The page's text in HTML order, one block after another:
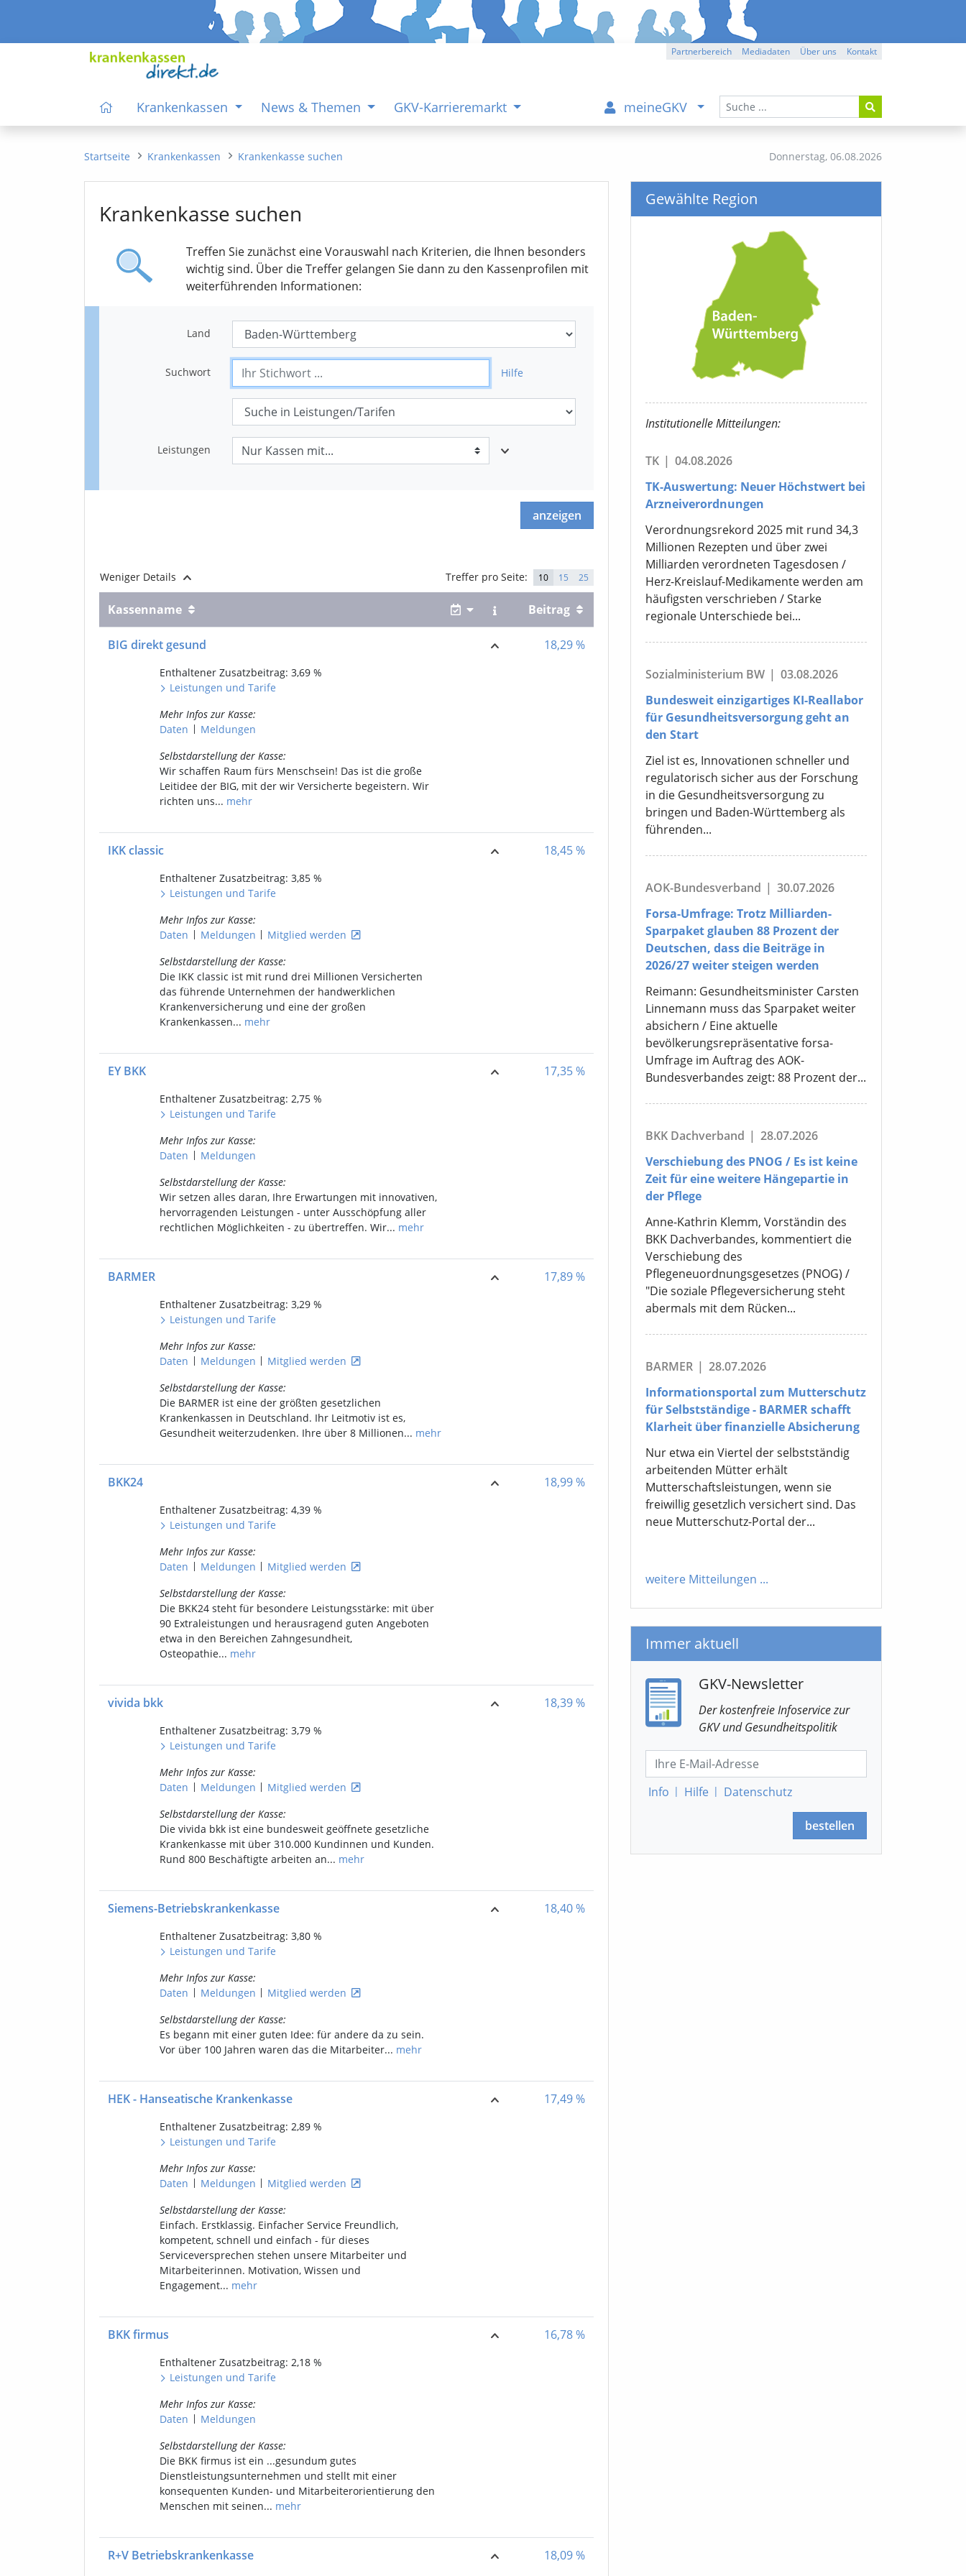
Partnerbereich Mediadaten Über uns Kontakt
Krankenkassen News & Themen GKV-Karrieremarkt meineGKV
Donnerstag, 06.08.2026
Startseite Krankenkassen Krankenkasse suchen
Krankenkasse suchen
Treffen Sie zunächst eine Vorauswahl nach Kriterien, die Ihnen besonders
wichtig sind. Über die Treffer gelangen Sie dann zu den Kassenprofilen mit
weiterführenden Informationen:
Land
Suchwort Hilfe
Leistungen
anzeigen
Weniger Details Trefferpro Seite: 10 15 25
Kassenname Beitrag
BIG direkt gesund
Enthaltener Zusatzbeitrag: 3,69 %
Leistungen und Tarife
Mehr Infos zur Kasse:
Daten | Meldungen
Selbstdarstellungder Kasse:
Wir schaffen Raum fürs Menschsein! Das ist die große
Leitidee der BIG, mit der wir Versicherte begeistern. Wir
richten uns... mehr
18,29%
IKK classic
Enthaltener Zusatzbeitrag: 3,85 %
Leistungen und Tarife
Mehr Infos zur Kasse:
Daten | Meldungen | Mitglied werden
Selbstdarstellungder Kasse:
Die IKK classic ist mit rund drei Millionen Versicherten
das führende Unternehmen der handwerklichen
Krankenversicherung und eine der großen
Krankenkassen... mehr
18,45%
EY BKK
Enthaltener Zusatzbeitrag: 2,75 %
Leistungen und Tarife
Mehr Infos zur Kasse:
Daten | Meldungen
Selbstdarstellungder Kasse:
Wir setzen alles daran, Ihre Erwartungen mit innovativen,
hervorragenden Leistungen - unter Ausschöpfung aller
rechtlichen Möglichkeiten - zu übertreffen. Wir... mehr
17,35%
BARMER
Enthaltener Zusatzbeitrag: 3,29 %
Leistungen und Tarife
Mehr Infos zur Kasse:
Daten | Meldungen | Mitglied werden
Selbstdarstellungder Kasse:
Die BARMER ist eine der größten gesetzlichen
Krankenkassen in Deutschland. Ihr Leitmotiv ist es,
Gesundheit weiterzudenken. Ihre über 8 Millionen... mehr
17,89%
BKK24
Enthaltener Zusatzbeitrag: 4,39 %
Leistungen und Tarife
Mehr Infos zur Kasse:
Daten | Meldungen | Mitglied werden
Selbstdarstellungder Kasse:
Die BKK24 steht für besondere Leistungsstärke: mit über
90 Extraleistungen und herausragend guten Angeboten
etwa in den Bereichen Zahngesundheit,
Osteopathie... mehr
18,99%
vivida bkk
Enthaltener Zusatzbeitrag: 3,79 %
Leistungen und Tarife
Mehr Infos zur Kasse:
Daten | Meldungen | Mitglied werden
Selbstdarstellungder Kasse:
Die vivida bkk ist eine bundesweit geöffnete gesetzliche
Krankenkasse mit über 310.000 Kundinnen und Kunden.
Rund 800 Beschäftigte arbeiten an... mehr
18,39%
Siemens-Betriebskrankenkasse
Enthaltener Zusatzbeitrag: 3,80 %
Leistungen und Tarife
Mehr Infos zur Kasse:
Daten | Meldungen | Mitglied werden
Selbstdarstellungder Kasse:
Es begann mit einer guten Idee: für andere da zu sein.
Vor über 100 Jahren waren das die Mitarbeiter... mehr
18,40%
HEK - Hanseatische Krankenkasse
Enthaltener Zusatzbeitrag: 2,89 %
Leistungen und Tarife
Mehr Infos zur Kasse:
Daten | Meldungen | Mitglied werden
Selbstdarstellungder Kasse:
Einfach. Erstklassig. Einfacher Service Freundlich,
kompetent, schnell und einfach - für dieses
Serviceversprechen stehen unsere Mitarbeiter und
Mitarbeiterinnen. Motivation, Wissen und
Engagement... mehr
17,49%
BKK firmus
Enthaltener Zusatzbeitrag: 2,18 %
Leistungen und Tarife
Mehr Infos zur Kasse:
Daten | Meldungen
Selbstdarstellungder Kasse:
Die BKK firmus ist ein ...gesundum gutes
Dienstleistungsunternehmen und stellt mit einer
konsequenten Kunden- und Mitarbeiterorientierung den
Menschen mit seinen... mehr
16,78%
R+V Betriebskrankenkasse 18,09%
Gewählte Region
Institutionelle Mitteilungen:
TK | 04.08.2026
TK-Auswertung: Neuer Höchstwert bei
Arzneiverordnungen
Verordnungsrekord 2025 mit rund 34,3
Millionen Rezepten und über zwei
Milliarden verordneten Tagesdosen /
Herz-Kreislauf-Medikamente werden am
häufigsten verschrieben / Starke
regionale Unterschiede bei...
Sozialministerium BW | 03.08.2026
Bundesweit einzigartiges KI-Reallabor
für Gesundheitsversorgung geht an
den Start
Ziel ist es, Innovationen schneller und
regulatorisch sicher aus der Forschung
in die Gesundheitsversorgung zu
bringen und Baden-Württemberg als
führenden...
AOK-Bundesverband | 30.07.2026
Forsa-Umfrage: Trotz Milliarden-
Sparpaket glauben 88 Prozent der
Deutschen, dass die Beiträge in
2026/27 weiter steigen werden
Reimann: Gesundheitsminister Carsten
Linnemann muss das Sparpaket weiter
absichern / Eine aktuelle
bevölkerungsrepräsentative forsa-
Umfrage im Auftrag des AOK-
Bundesverbandes zeigt: 88 Prozent der...
BKK Dachverband | 28.07.2026
Verschiebung des PNOG / Es ist keine
Zeit für eine weitere Hängepartie in
der Pflege
Anne-Kathrin Klemm, Vorständin des
BKK Dachverbandes, kommentiert die
Verschiebung des
Pflegeneuordnungsgesetzes (PNOG) /
"Die soziale Pflegeversicherung steht
abermals mit dem Rücken...
BARMER | 28.07.2026
Informationsportal zum Mutterschutz
für Selbstständige - BARMER schafft
Klarheit über finanzielle Absicherung
Nur etwa ein Viertel der selbstständig
arbeitenden Mütter erhält
Mutterschaftsleistungen, wenn sie
freiwillig gesetzlich versichert sind. Das
neue Mutterschutz-Portal der...
weitere Mitteilungen ...
Immer aktuell
GKV-Newsletter
Der kostenfreie Infoservicezur
GKVund Gesundheitspolitik
Info | Hilfe | Datenschutz
bestellen